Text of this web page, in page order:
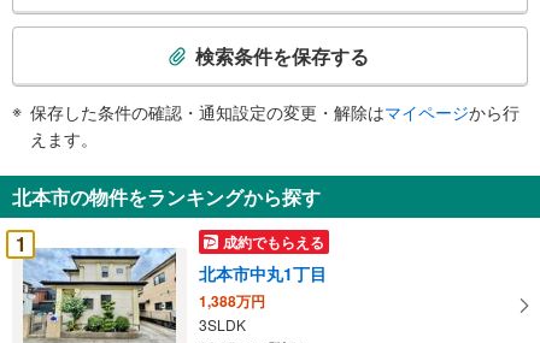
検
知
を
受
け
取
る
・
検索条件を保存する
保存した条件の確認・通知設定の変更・解除はマイページから行
えます。
北本市の物件をランキングから探す
1
成約でもらえる
北本市中丸1丁目
1,388万円
3SLDK